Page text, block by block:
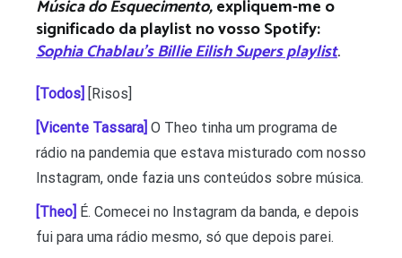
Música do Esquecimento,expliquem-me o
significado da playlist no vosso Spotify:
Sophia Chablau’s Billie Eilish Supers playlist.
[Todos] [Risos]
[Vicente Tassara] O Theo tinha um programa de
rádio na pandemia que estava misturado com nosso
Instagram, onde fazia uns conteúdos sobre música.
[Theo] É. Comecei no Instagram da banda, e depois
fui para uma rádio mesmo, só que depois parei.